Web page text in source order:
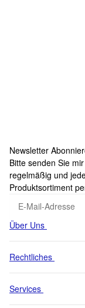
Newsletter
Bitte senden Sie
regelmäßig und
Produktsortiment
Über Uns
Rechtliches
Services